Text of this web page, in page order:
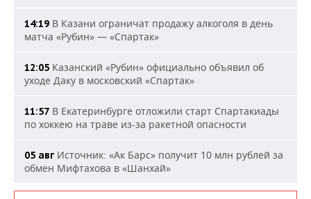
14:19 В Казани ограничат продажу алкоголя в день
матча «Рубин» — «Спартак»
12:05 Казанский «Рубин» официально объявил об
уходе Даку в московский «Спартак»
11:57 В Екатеринбурге отложили старт Спартакиады
по хоккею на траве из-за ракетной опасности
05 авг Источник: «Ак Барс» получит 10 млн рублей за
обмен Мифтахова в «Шанхай»